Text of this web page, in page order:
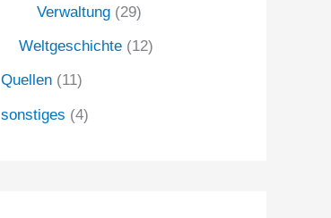
Verwaltung (29)
Weltgeschichte (12)
Quellen (11)
sonstiges (4)